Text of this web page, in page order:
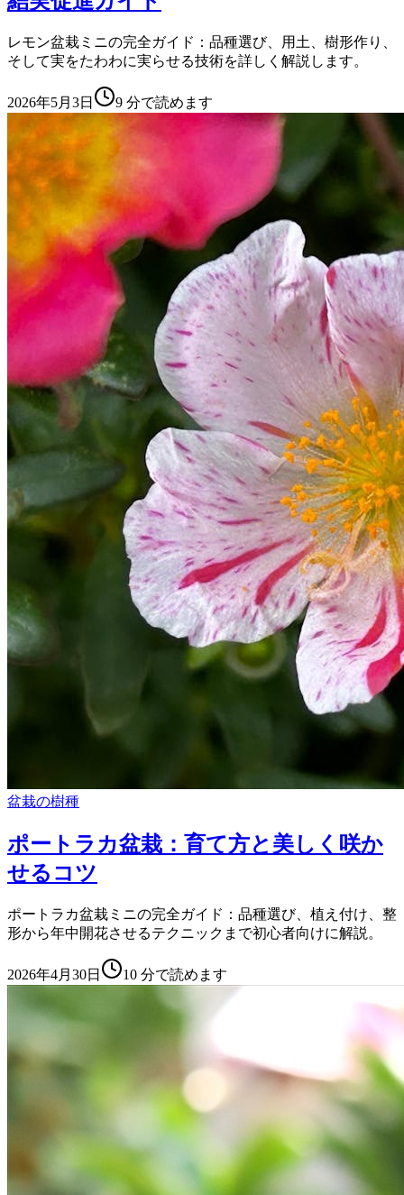
レモン盆栽ミニの完全ガイド：品種選び、用土、樹形作り、
そして実をたわわに実らせる技術を詳しく解説します。
2026年5月3日 9 分で読めます
盆栽の樹種
ポートラカ盆栽：育て方と美しく咲か
せるコツ
ポートラカ盆栽ミニの完全ガイド：品種選び、植え付け、整
形から年中開花させるテクニックまで初心者向けに解説。
2026年4月30日 10 分で読めます